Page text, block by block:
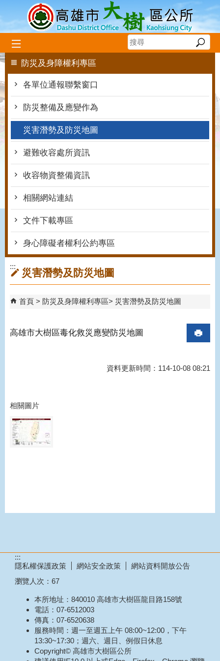
跳到主要內容區塊
:::
防災及身障權利專區
各單位通報聯繫窗口
防災整備及應變作為
災害潛勢及防災地圖
避難收容處所資訊
收容物資整備資訊
相關網站連結
文件下載專區
身心障礙者權利公約專區
:::
災害潛勢及防災地圖
首頁 防災及身障權利專區 災害潛勢及防災地圖
高雄市大樹區毒化救災應變防災地圖
資料更新時間：114-10-08 08:21
相關圖片
:::
隱私權保護政策
網站安全政策
網站資料開放公告
瀏覽人次： 67
本所地址：840010 高雄市大樹區龍目路158號
電話：07-6512003
傳真：07-6520638
服務時間：週一至週五上午 08:00~12:00，下午
13:30~17:30；週六、週日、例假日休息
Copyright© 高雄市大樹區公所